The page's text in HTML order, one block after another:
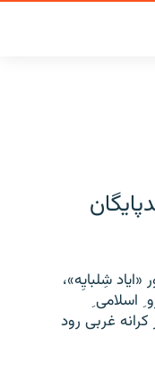
شِلبایِه»،
اسلامی
غربی رود